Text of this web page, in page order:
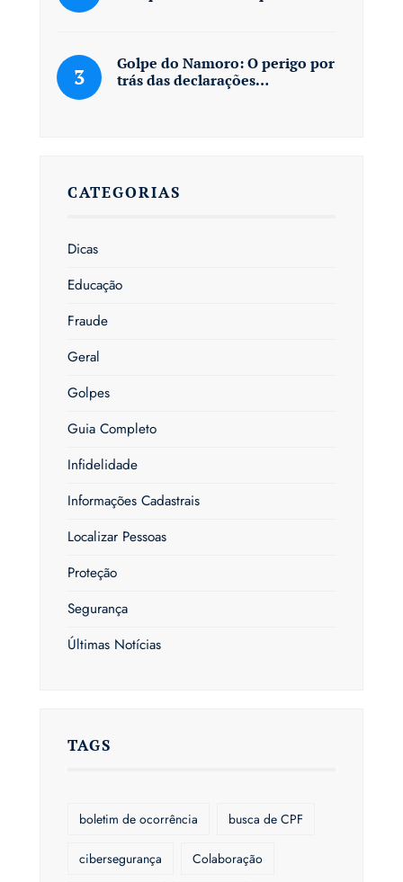
Golpe do Namoro: O perigo por
trás das declarações…
CATEGORIAS
Dicas
Educação
Fraude
Geral
Golpes
Guia Completo
Infidelidade
Informações Cadastrais
Localizar Pessoas
Proteção
Segurança
Últimas Notícias
TAGS
boletim de ocorrência busca de CPF
cibersegurança Colaboração